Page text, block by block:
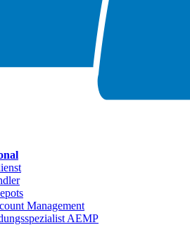
Management
AEMP